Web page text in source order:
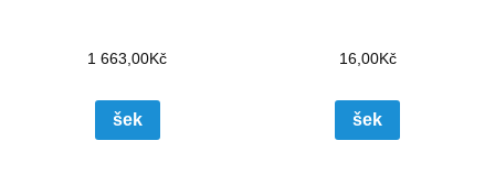
1 663,00Kč
šek
16,00Kč
šek